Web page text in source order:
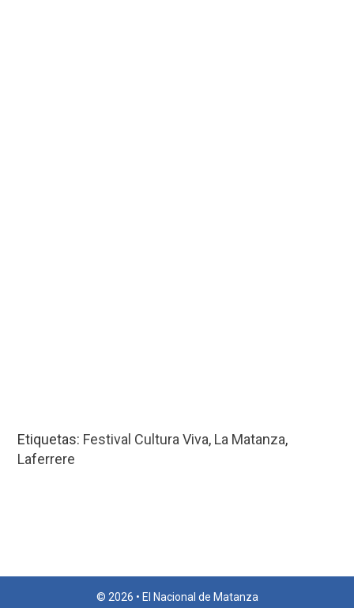
Etiquetas: Festival Cultura Viva, La Matanza,
Laferrere
© 2026 • El Nacional de Matanza